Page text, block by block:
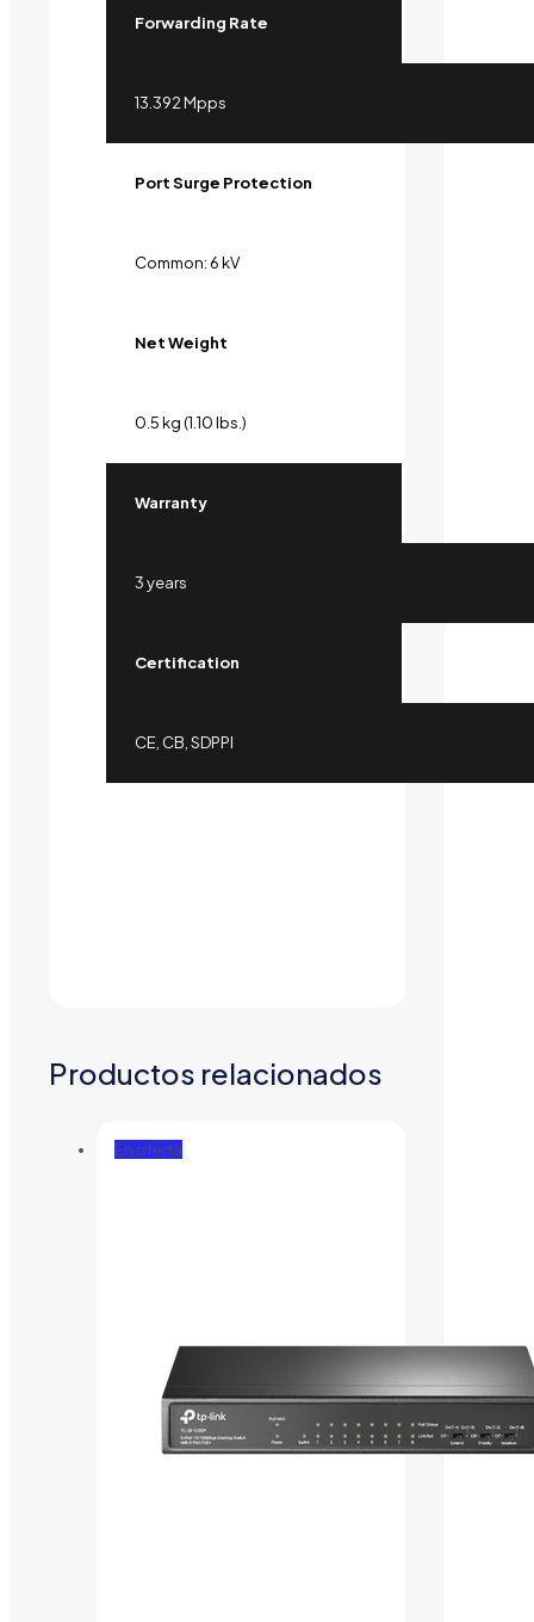
Forwarding Rate
13.392 Mpps
Port Surge Protection
Common: 6 kV
Net Weight
0.5 kg (1.10 lbs.)
Warranty
3 years
Certification
CE, CB, SDPPI
Productos relacionados
En oferta